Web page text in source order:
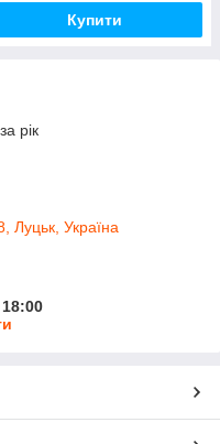
Купити
рік
Луцьк, Україна